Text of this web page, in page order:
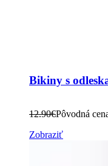
Bikiny s
12.90€Pôvodná
Zobraziť